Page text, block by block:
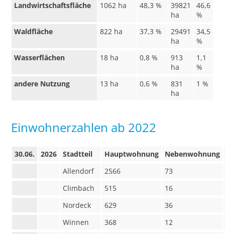
Landwirtschaftsfläche
1062 ha 48,3 %
39821
ha
46,6
%
Waldfläche
822 ha 37,3 %
29491
ha
34,5
%
Wasserflächen
18 ha 0,8 %
913
ha
1,1
%
andere Nutzung
13 ha 0,6 %
831
ha
1 %
Einwohnerzahlen ab 2022
30.06. 2026 Stadtteil Hauptwohnung
Nebenwohnung
Allendorf
2566
73
Climbach
515
16
Nordeck
629
36
Winnen
368
12